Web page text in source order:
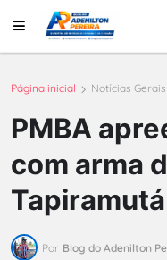
Página inicial Notícias Gerais
PMBA
com arma
Por Blog do Adenilton